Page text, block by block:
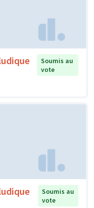
Soumis au
vote
Soumis au
vote